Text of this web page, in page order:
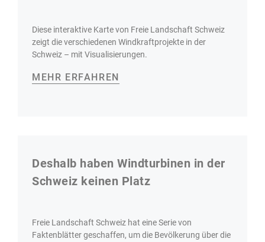
Diese interaktive Karte von Freie Landschaft Schweiz
zeigt die verschiedenen Windkraftprojekte in der
Schweiz – mit Visualisierungen.
MEHR ERFAHREN
Deshalb haben Windturbinen in der
Schweiz keinen Platz
Freie Landschaft Schweiz hat eine Serie von
Faktenblätter geschaffen, um die Bevölkerung über die